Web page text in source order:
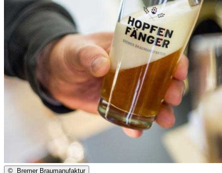
© Bremer Braumanufaktur